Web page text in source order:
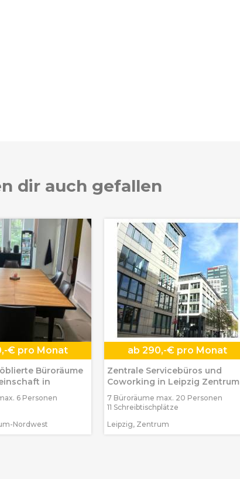
dir auch gefallen
€ pro Monat
Büroräume
in
6 Personen
Nordwest
ab 290,-€ pro Monat
Zentrale Servicebüros und
Coworking in Leipzig Zentrum
7 Büroräume max. 20 Personen
11 Schreibtischplätze
Leipzig, Zentrum